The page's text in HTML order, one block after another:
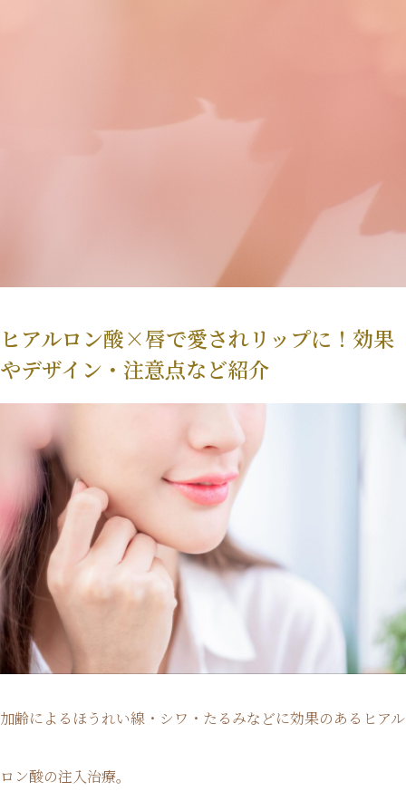
ヒアルロン酸×唇で愛されリップに！効果
やデザイン・注意点など紹介
加齢によるほうれい線・シワ・たるみなどに効果のあるヒアル
ロン酸の注入治療。